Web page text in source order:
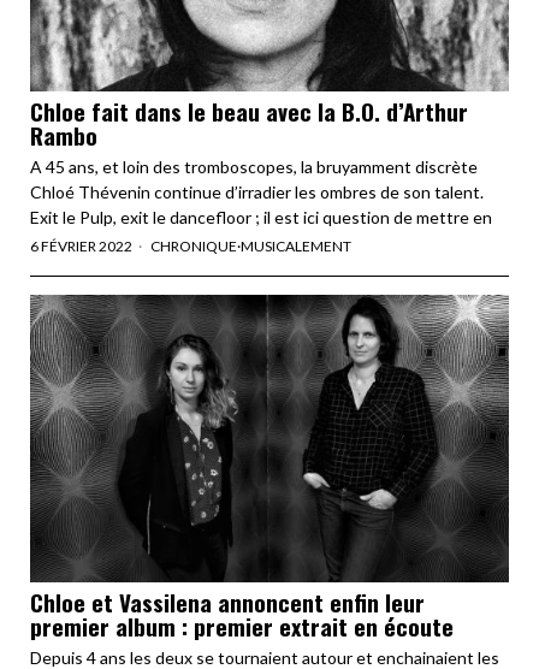
Chloe fait dans le beau avec la B.O. d’Arthur
Rambo
A 45 ans, et loin des tromboscopes, la bruyamment discrète
Chloé Thévenin continue d’irradier les ombres de son talent.
Exit le Pulp, exit le dancefloor ; il est ici question de mettre en
6 FÉVRIER 2022 CHRONIQUE·MUSICALEMENT
Chloe et Vassilena annoncent enfin leur
premier album : premier extrait en écoute
Depuis 4 ans les deux se tournaient autour et enchainaient les